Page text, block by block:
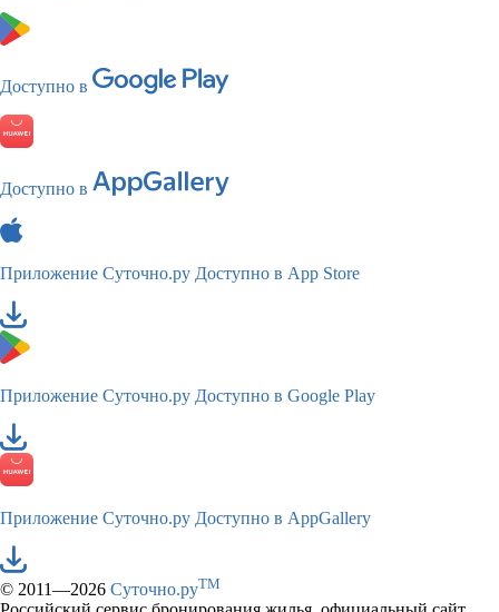
Доступно в
Доступно в
Приложение Суточно.ру Доступно в App Store
Приложение Суточно.ру Доступно в Google Play
Приложение Суточно.ру Доступно в AppGallery
© 2011—2026 Суточно.руTM